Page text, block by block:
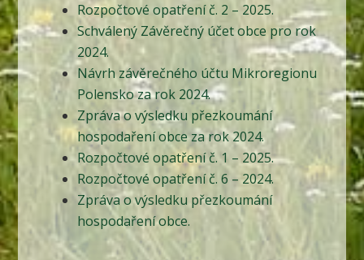
Rozpočtové opatření č. 2 – 2025.
Schválený Závěrečný účet obce pro rok
2024.
Návrh závěrečného účtu Mikroregionu
Polensko za rok 2024.
Zpráva o výsledku přezkoumání
hospodaření obce za rok 2024.
Rozpočtové opatření č. 1 – 2025.
Rozpočtové opatření č. 6 – 2024.
Zpráva o výsledku přezkoumání
hospodaření obce.